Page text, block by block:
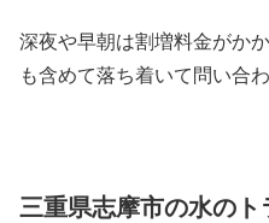
深夜や早朝は割増料金がか
も含めて落ち着いて問い合
三重県志摩市の水の